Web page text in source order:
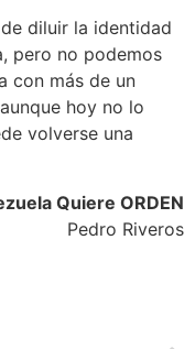
diluir la identidad
pero no podemos
con más de un
hoy no lo
volverse una
Quiere ORDEN
Pedro Riveros